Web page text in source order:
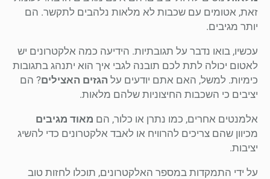
זאת, אטומים עם שכבות לא מלאות נלהבים לתקשר. הם
יותר מגיבים.
עכשיו, בואו נדבר על תגובתיות. הידיעה כמה אלקטרונים יש
לאטום יכולה לתת לכם תובנה לגבי איך הוא יתנהג בתגובות
כימיות. למשל, האם אתם יודעים על הגזים האצילים? הם
יציבים כי השכבות החיצוניות שלהם מלאות.
אלמנטים אחרים, כמו נתרן או כלור, הם מאוד מגיבים
מכיוון שהם צריכים להרוויח או לאבד אלקטרונים כדי להשיג
יציבות.
על ידי התמקדות במספר האלקטרונים, תוכלו לחזות טוב